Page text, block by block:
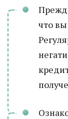
что